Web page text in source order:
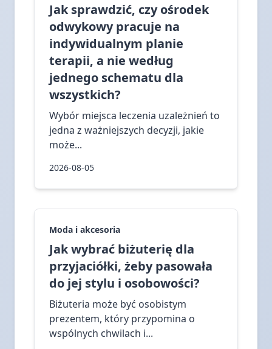
Jak sprawdzić, czy ośrodek
odwykowy pracuje na
indywidualnym planie
terapii, a nie według
jednego schematu dla
wszystkich?
Wybór miejsca leczenia uzależnień to
jedna z ważniejszych decyzji, jakie
może...
2026-08-05
Moda i akcesoria
Jak wybrać biżuterię dla
przyjaciółki, żeby pasowała
do jej stylu i osobowości?
Biżuteria może być osobistym
prezentem, który przypomina o
wspólnych chwilach i...